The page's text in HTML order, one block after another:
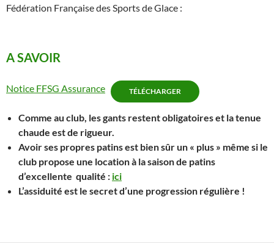
Fédération Française des Sports de Glace :
A SAVOIR
Notice FFSG Assurance TÉLÉCHARGER
Comme au club, les gants restent obligatoires et la tenue
chaude est de rigueur.
Avoir ses propres patins est bien sûr un « plus » même si le
club propose une location à la saison de patins
d’excellente qualité : ici
L’assiduité est le secret d’une progression régulière !